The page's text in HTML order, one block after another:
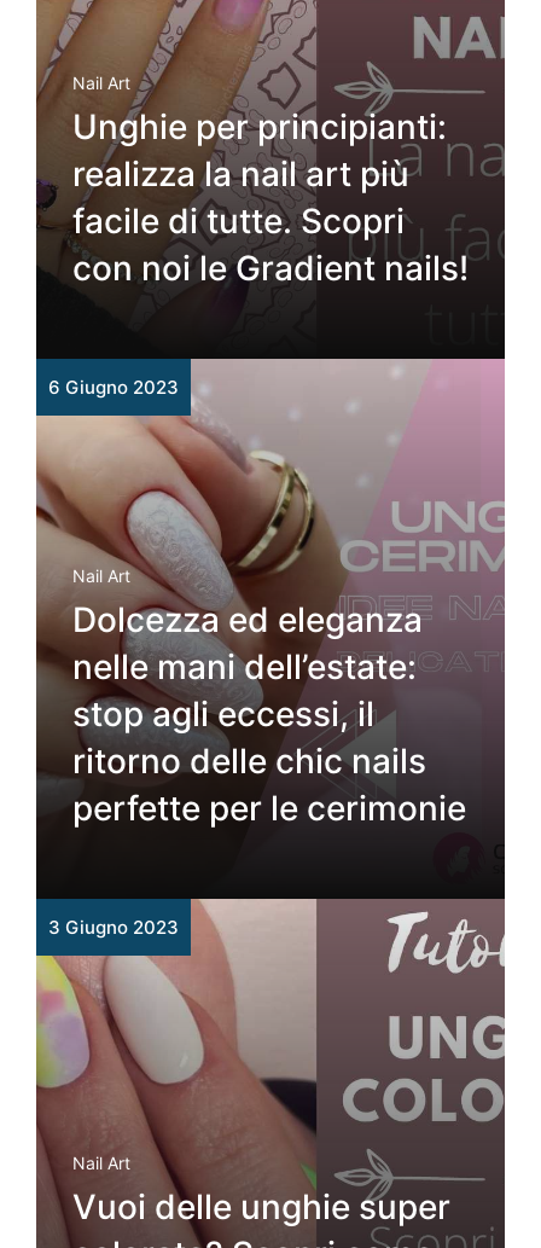
Nail Art
Unghie per principianti:
realizza la nail art più
facile di tutte. Scopri
con noi le Gradient nails!
6 Giugno 2023
Nail Art
Dolcezza ed eleganza
nelle mani dell’estate:
stop agli eccessi, il
ritorno delle chic nails
perfette per le cerimonie
3 Giugno 2023
Nail Art
Vuoi delle unghie super